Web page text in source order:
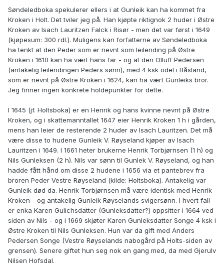
Søndeledboka spekulerer ellers i at Gunleik kan ha kommet fra
Kroken i Holt. Det tviler jeg på. Han kjøpte riktignok 2 huder i Østre
Kroken av Isach Lauritzen Falck i Risør - men det var først i 1649
(kjøpesum: 300 rdl.). Muligens kan forfatterne av Søndeledboka
ha tenkt at den Peder som er nevnt som leilending på Østre
Kroken i 1610 kan ha vært hans far - og at den Olluff Pedersen
(antakelig leilendingen Peders sønn), med 4 ksk odel i Båsland,
som er nevnt på Østre Kroken i 1624, kan ha vært Gunleiks bror.
Jeg finner ingen konkrete holdepunkter for dette.
I 1645 (jf. Holtsboka) er en Henrik og hans kvinne nevnt på Østre
Kroken, og i skattemanntallet 1647 eier Henrik Kroken 1 h i gården,
mens han leier de resterende 2 huder av Isach Lauritzen. Det må
være disse to hudene Gunleik V. Røyseland kjøper av Isach
Lauritzen i 1649. I 1661 heter brukerne Henrik Torbjørnsen (1 h) og
Nils Gunleksen (2 h). Nils var sønn til Gunlek V. Røyseland, og han
hadde fått hånd om disse 2 hudene i 1656 via et pantebrev fra
broren Peder Vestre Røyseland (kilde: Holtsboka). Antakelig var
Gunleik død da. Henrik Torbjørnsen må være identisk med Henrik
Kroken - og antakelig Gunleik Røyselands svigersønn. I hvert fall
er enka Karen Gulichsdatter (Gunleksdatter?) oppsitter i 1664 ved
siden av Nils - og i 1669 skjøter Karen Gunleksdatter Songe 4 ksk i
Østre Kroken til Nils Gunleksen. Hun var da gift med Anders
Pedersen Songe (Vestre Røyselands nabogård på Holts-siden av
grensen). Senere giftet hun seg nok en gang med, da med Gjerulv
Nilsen Hofsdal.